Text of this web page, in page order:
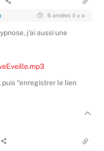
6 années il y a
j’ai aussi une
“enregistrer le lien